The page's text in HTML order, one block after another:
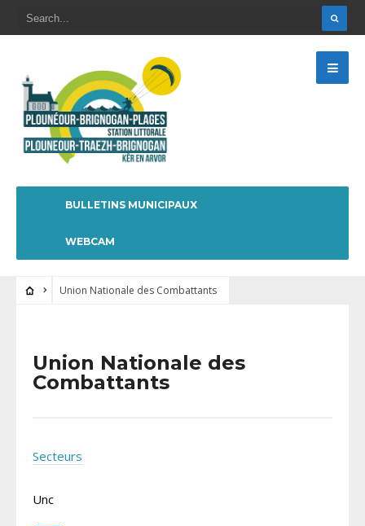
BULLETINS MUNICIPAUX
WEBCAM
Union Nationale des Combattants
Union Nationale des
Combattants
Secteurs
Unc